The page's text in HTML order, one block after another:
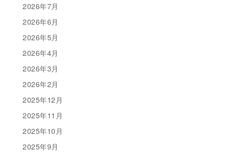
2026年7月
2026年6月
2026年5月
2026年4月
2026年3月
2026年2月
2025年12月
2025年11月
2025年10月
2025年9月